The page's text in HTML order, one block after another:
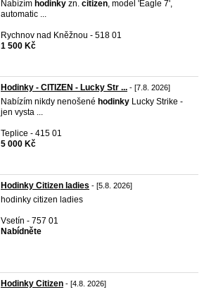
Nabízím hodinky zn. citizen, model 'Eagle 7',
automatic ...
Rychnov nad Kněžnou - 518 01
1 500 Kč
Hodinky - CITIZEN - Lucky Str ... - [7.8. 2026]
Nabízím nikdy nenošené hodinky Lucky Strike -
jen vysta ...
Teplice - 415 01
5 000 Kč
Hodinky Citizen ladies - [5.8. 2026]
hodinky citizen ladies
Vsetín - 757 01
Nabídněte
Hodinky Citizen - [4.8. 2026]